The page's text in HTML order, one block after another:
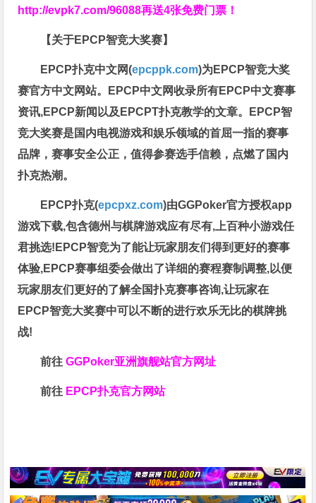
http://evpk7.com/96088再送4张免费门票！
【关于EPCP智竞大奖赛】
EPCP扑克中文网(epcppk.com)为EPCP智竞大奖
赛官方中文网站。EPCP中文网收录所有EPCP中文赛事
资讯,EPCP新闻以及EPCPT扑克教学的文章。EPCP智
竞大奖赛是国内电视游戏和娱乐领域的首屈一指的赛事
品牌，赛事安全公正，值得参赛选手信赖，点燃了国内
扑克热潮。
EPCP扑克(epcpxz.com)由GGPoker官方授权app
游戏下载,包含德州与棋牌游戏应有尽有,上百种小游戏任
君挑选!EPCP智竞为了能让玩家朋友们得到更好的赛事
体验,EPCP赛事组委会做出了详细的赛程赛制调整,以便
玩家朋友们更好的了解全国扑克赛事咨询,让玩家在
EPCP智竞大奖赛中可以不断的进行欢乐无比的棋牌挑
战!
前往GGPoker亚洲旗舰站官方网址
前往 EPCP扑克官方网站